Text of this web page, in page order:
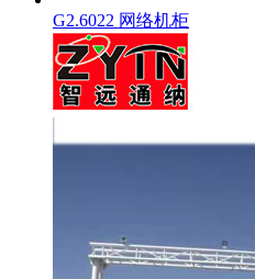
G2.6022 网络机柜